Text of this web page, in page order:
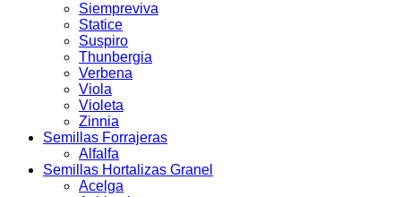
Siempreviva
Statice
Suspiro
Thunbergia
Verbena
Viola
Violeta
Zinnia
Semillas Forrajeras
Alfalfa
Semillas Hortalizas Granel
Acelga